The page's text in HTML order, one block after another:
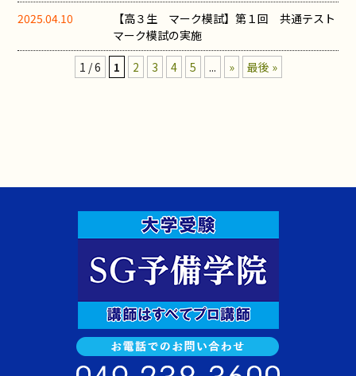
2025.04.10
【高３生 マーク模試】第１回 共通テスト
マーク模試の実施
1 / 6
1 2 3 4 5 ... » 最後 »